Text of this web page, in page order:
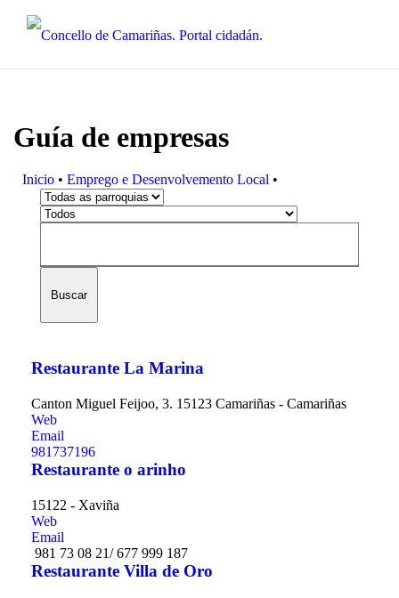
Guía de empresas
Inicio • Emprego e Desenvolvemento Local •
Buscar
Restaurante La Marina
Canton Miguel Feijoo, 3. 15123 Camariñas - Camariñas
Web
Email
981737196
Restaurante o arinho
15122 - Xaviña
Web
Email
981 73 08 21/ 677 999 187
Restaurante Villa de Oro